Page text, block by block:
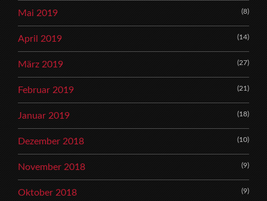
Mai 2019 (8)
April 2019 (14)
März 2019 (27)
Februar 2019 (21)
Januar 2019 (18)
Dezember 2018 (10)
November 2018 (9)
Oktober 2018 (9)